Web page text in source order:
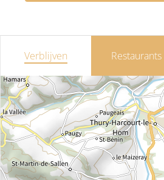
Verblijven Restaurants